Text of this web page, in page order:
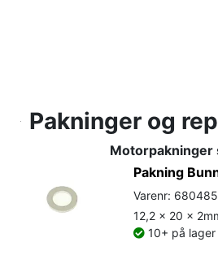
Pakninger og
Motorpakninger
Pakning
Varenr:
12,2 x 20 x
10+ på lager